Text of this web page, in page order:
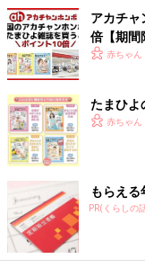
アカチ
倍【期間
赤ちゃん
たまひよ
赤ちゃん
もらえ
PR(くらしの